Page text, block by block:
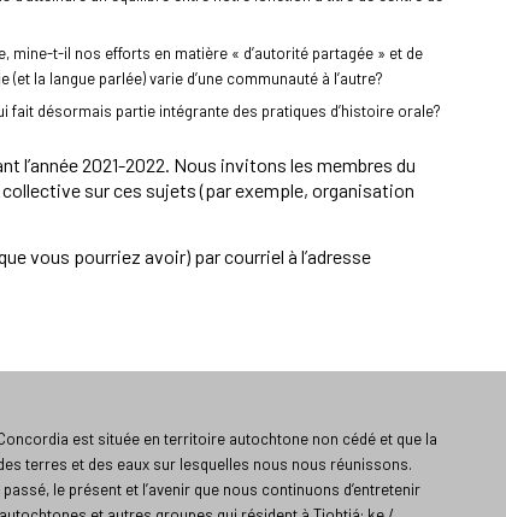
mine-t-il nos efforts en matière « d’autorité partagée » et de
la langue parlée) varie d’une communauté à l’autre?
fait désormais partie intégrante des pratiques d’histoire orale?
l’année 2021-2022. Nous invitons les membres du
sur ces sujets (par exemple, organisation
vous pourriez avoir) par courriel à l’adresse
est située en territoire autochtone non cédé et que la
terres et des eaux sur lesquelles nous nous réunissons.
le présent et l’avenir que nous continuons d’entretenir